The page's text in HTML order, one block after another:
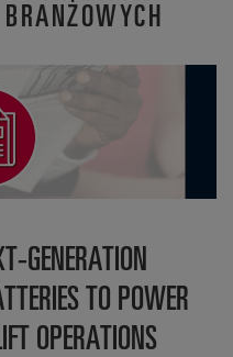
GENERATION
TO POWER
OPERATIONS